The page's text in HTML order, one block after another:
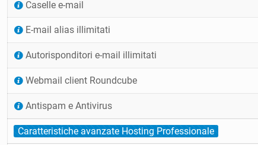
Caselle e-mail
E-mail alias illimitati
Autorisponditori e-mail illimitati
Webmail client Roundcube
Antispam e Antivirus
Caratteristiche avanzate Hosting Professionale